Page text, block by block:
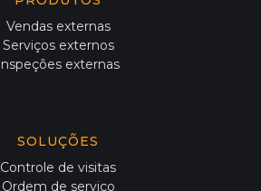
Vendas externas
Serviços externos
Inspeções externas
SOLUÇÕES
Controle de visitas
Ordem de serviço